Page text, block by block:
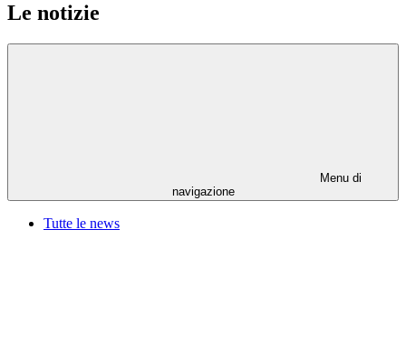
Le notizie
Menu di
navigazione
Tutte le news